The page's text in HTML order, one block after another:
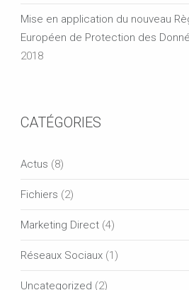
Mise en application du nouveau
Européen de Protection des
2018
CATÉGORIES
Actus (8)
Fichiers (2)
Marketing Direct (4)
Réseaux Sociaux (1)
Uncategorized (2)